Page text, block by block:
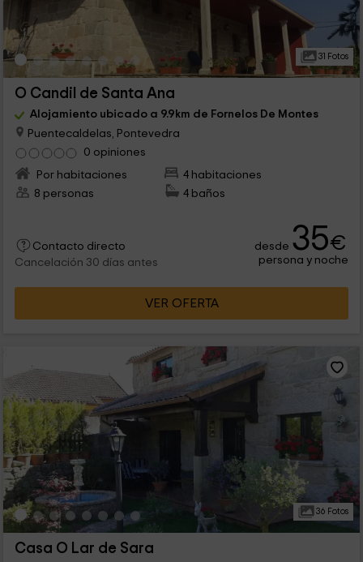
31 Fotos
O Candil de Santa Ana
Alojamiento ubicado a 9.9km de Fornelos De Montes
Puentecaldelas, Pontevedra
0 opiniones
Por habitaciones
4 habitaciones
8 personas
4 baños
Contacto directo
Cancelación 30 días antes
desde 35€
persona y noche
VER OFERTA
36 Fotos
Casa O Lar de Sara